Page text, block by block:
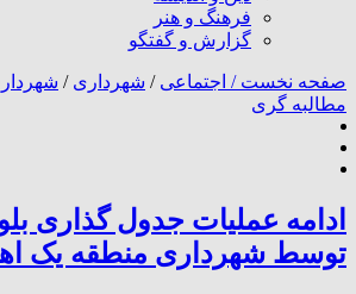
فرهنگ و هنر
گزارش و گفتگو
صفحه نخست / اجتماعی / شهرداری /
مطالبه گری
ادامه عملیات جدول گذاری
توسط شهرداری منطقه یک